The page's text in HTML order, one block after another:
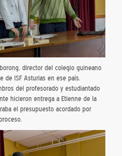
director del colegio guineano
de ISF Asturias en ese país.
del profesorado y estudiantado
hicieron entrega a Etienne de la
el presupuesto acordado por